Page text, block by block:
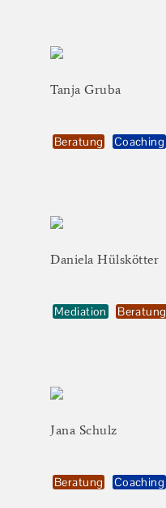
Tanja Gruba
Beratung Coaching
Daniela Hülskötter
Mediation Beratung
Jana Schulz
Beratung Coaching